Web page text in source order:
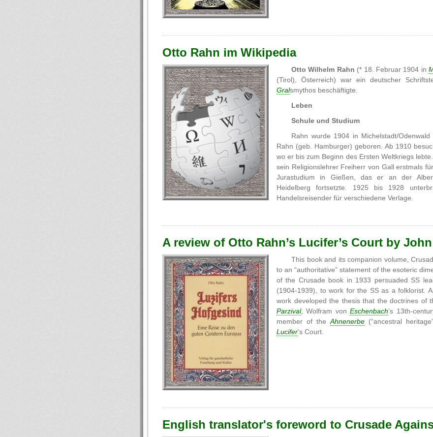
Otto Rahn im Wikipedia
Otto Wilhelm Rahn (* 18. Februar 1904 in
(Tirol), Österreich) war ein deutscher
Gralsmythos beschäftigte.
Leben
Schule und Studium
Rahn wurde 1904 in Michelstadt/
Rahn (geb. Hamburger) geboren. Ab 1910
wo er bis zum Beginn des Ersten Weltkriegs
sein Religionslehrer Freiherr von Gall erstmals
Jurastudium in Gießen, das er an der
Heidelberg fortsetzte. 1925 bis 1928
Handelsreisender für verschiedene Verlage.
A review of Otto Rahn’s Lucifer’s Court by
This book and its companion volume,
to an “authoritative” statement of the esoteric
of the Crusade book in 1933 persuaded SS
(1904-1939), to work for the SS as a folklorist.
work developed the thesis that the doctrines of
Parzival, Wolfram vonEschenbach’s 13th-
member of the Ahnenerbe(“ancestral
Lucifer’s Court.
English translator's foreword to Crusade